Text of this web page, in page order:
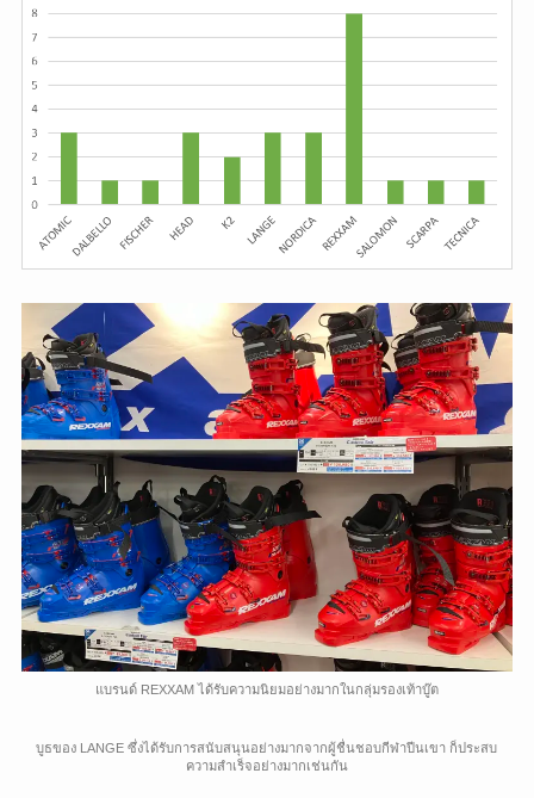
แบรนด์ REXXAM ได้รับความนิยมอย่างมากในกลุ่มรองเท้าบู๊ต
บูธของ LANGE ซึ่งได้รับการสนับสนุนอย่างมากจากผู้ชื่นชอบกีฬาปีนเขา ก็ประสบ
ความสำเร็จอย่างมากเช่นกัน